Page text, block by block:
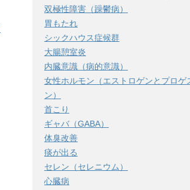
双極性障害（躁鬱病）
胃もたれ
シックハウス症候群
大腸憩室炎
内臓意識（病的意識）
女性ホルモン（エストロゲンとプロゲ
ン）
首こり
ギャバ（GABA）
体臭改善
痰が出る
セレン（セレニウム）
心臓病